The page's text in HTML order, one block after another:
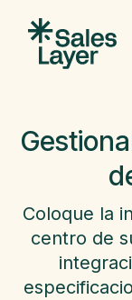
Coloque la
centro de